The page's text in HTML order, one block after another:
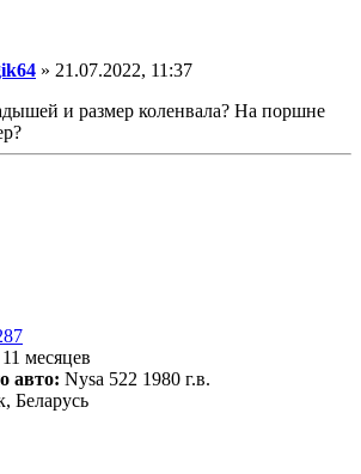
» 21.07.2022, 11:37
и размер коленвала? На поршне
месяцев
авто: Nysa 522 1980 г.в.
Беларусь